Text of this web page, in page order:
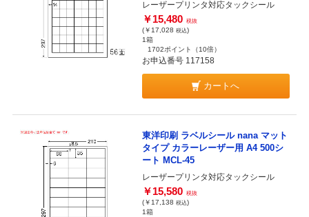
レーザープリンタ対応タックシール
￥15,480 税抜
(￥17,028 税込)
1箱
1702ポイント
（10倍）
お申込番号 117158
カートへ
東洋印刷 ラベルシール nana マット
タイプ カラーレーザー用 A4 500シ
ート MCL-45
レーザープリンタ対応タックシール
￥15,580 税抜
(￥17,138 税込)
1箱